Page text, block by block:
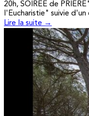
20h, SOIREE de
l'Eucharistie" suivie d'un
Lire la suite →